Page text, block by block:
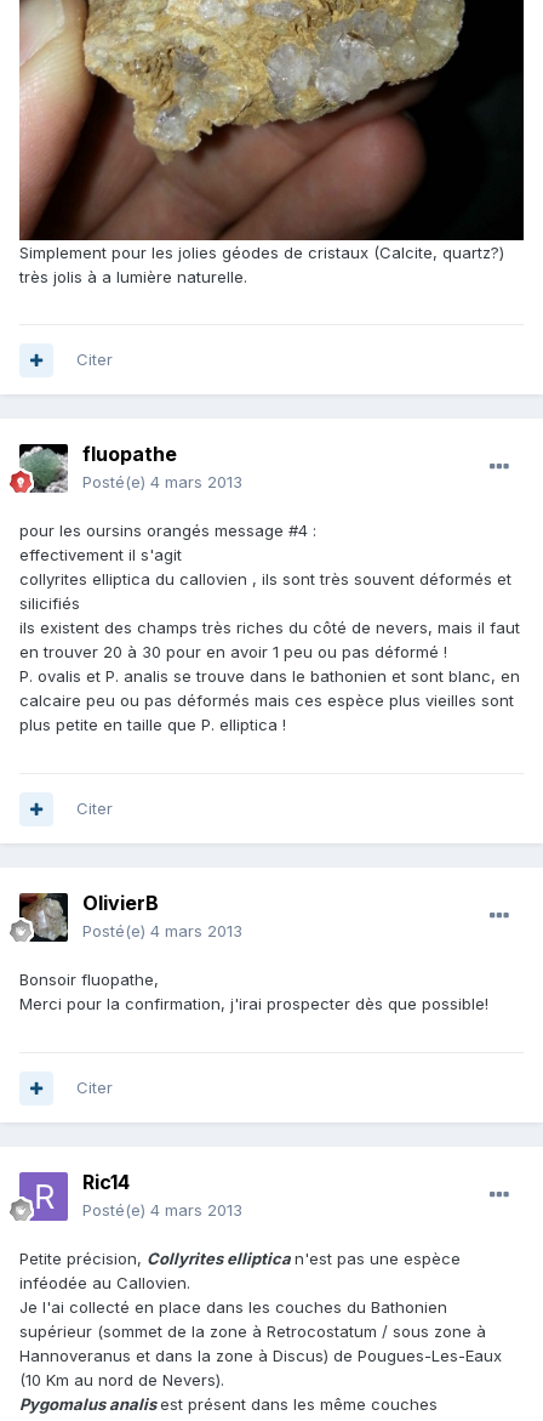
Simplement pour les jolies géodes de cristaux (Calcite, quartz?)
très jolis à a lumière naturelle.
Citer
fluopathe
Posté(e) 4 mars 2013
pour les oursins orangés message #4 :
effectivement il s'agit
collyrites elliptica du callovien , ils sont très souvent déformés et
silicifiés
ils existent des champs très riches du côté de nevers, mais il faut
en trouver 20 à 30 pour en avoir 1 peu ou pas déformé !
P. ovalis et P. analis se trouve dans le bathonien et sont blanc, en
calcaire peu ou pas déformés mais ces espèce plus vieilles sont
plus petite en taille que P. elliptica !
Citer
OlivierB
Posté(e) 4 mars 2013
Bonsoir fluopathe,
Merci pour la confirmation, j'irai prospecter dès que possible!
Citer
Ric14
Posté(e) 4 mars 2013
Petite précision, Collyrites elliptican'est pas une espèce
inféodée au Callovien.
Je l'ai collecté en place dans les couches du Bathonien
supérieur (sommet de la zone à Retrocostatum / sous zone à
Hannoveranus et dans la zone à Discus) de Pougues-Les-Eaux
(10 Km au nord de Nevers).
Pygomalusanalisest présent dans les même couches